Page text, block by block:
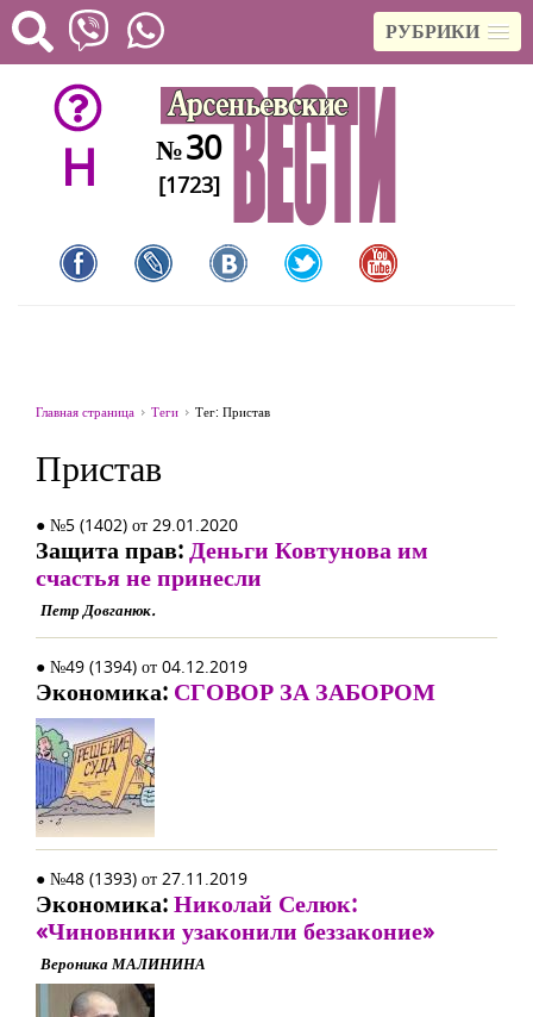
РУБРИКИ
H №30
[1723]
Главная страница Теги Тег: Пристав
Пристав
● №5 (1402) от 29.01.2020
Защита прав:Деньги Ковтунова им
счастья не принесли
Петр Довганюк.
● №49 (1394) от 04.12.2019
Экономика: СГОВОР ЗА ЗАБОРОМ
● №48 (1393) от 27.11.2019
Экономика:Николай Селюк:
«Чиновники узаконили беззаконие»
Вероника МАЛИНИНА